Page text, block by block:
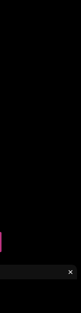
Reserved
×